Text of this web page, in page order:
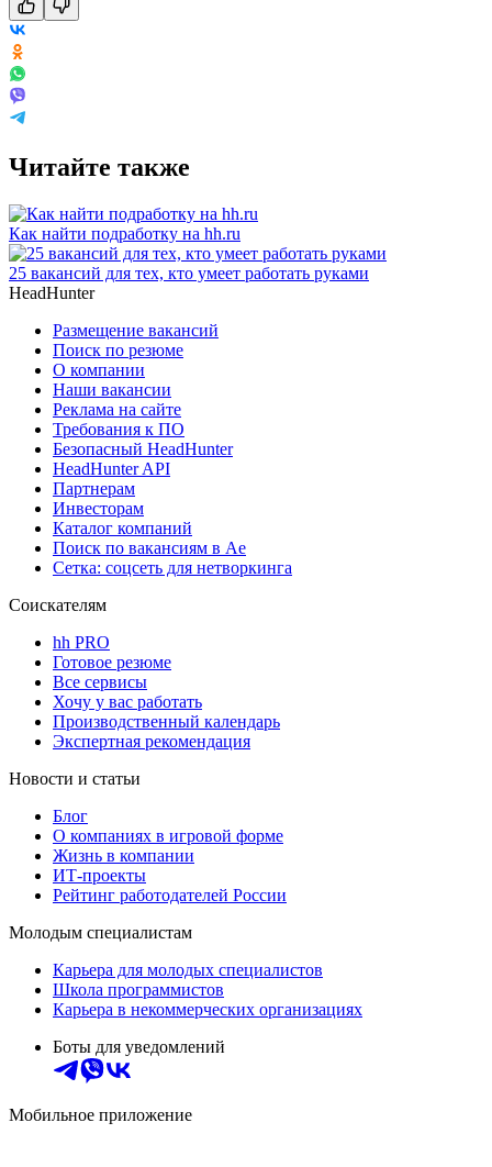
Читайте также
Как найти подработку на hh.ru
25 вакансий для тех, кто умеет работать руками
HeadHunter
Размещение вакансий
Поиск по резюме
О компании
Наши вакансии
Реклама на сайте
Требования к ПО
Безопасный HeadHunter
HeadHunter API
Партнерам
Инвесторам
Каталог компаний
Поиск по вакансиям в Ае
Сетка: соцсеть для нетворкинга
Соискателям
hh PRO
Готовое резюме
Все сервисы
Хочу у вас работать
Производственный календарь
Экспертная рекомендация
Новости и статьи
Блог
О компаниях в игровой форме
Жизнь в компании
ИТ-проекты
Рейтинг работодателей России
Молодым специалистам
Карьера для молодых специалистов
Школа программистов
Карьера в некоммерческих организациях
Боты для уведомлений
Мобильное приложение